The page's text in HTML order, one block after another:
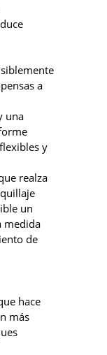
a
una
y
realza
un
medida
de
hace
más